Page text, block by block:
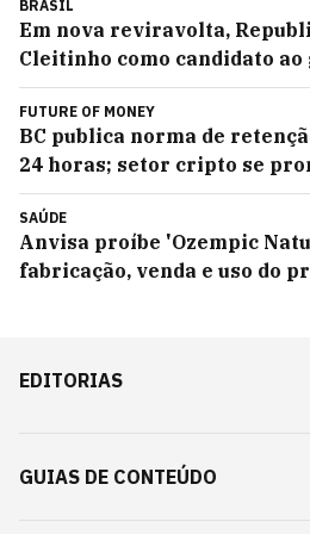
BRASIL
Em nova reviravolta,
Cleitinho como candidato ao
FUTURE OF MONEY
BC publica norma de
24 horas; setor cripto se
SAÚDE
Anvisa proíbe 'Ozempic
fabricação, venda e uso do
EDITORIAS
GUIAS DE CONTEÚDO